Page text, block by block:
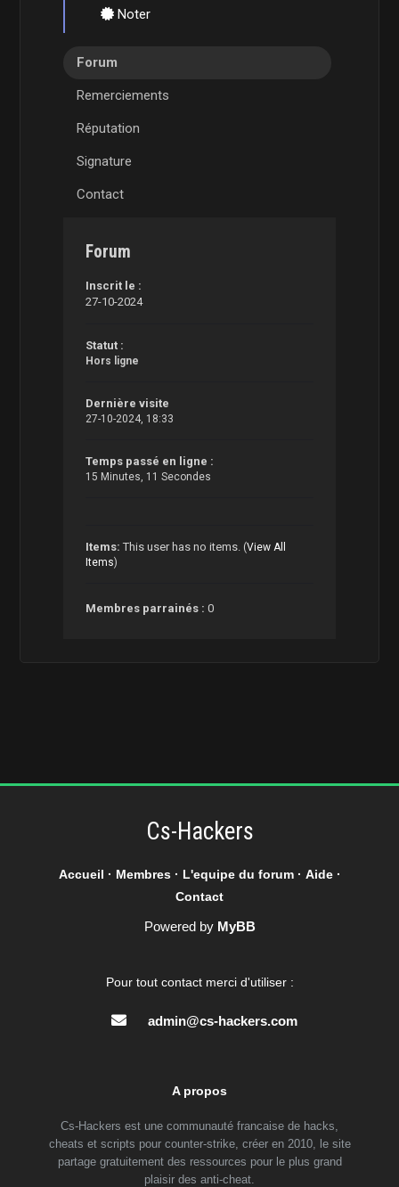
Noter
Forum
Remerciements
Réputation
Signature
Contact
Forum
Inscrit le :
27-10-2024
Statut :
Hors ligne
Dernière visite
27-10-2024, 18:33
Temps passé en ligne :
15 Minutes, 11 Secondes
Items: This user has no items. (View All
Items)
Membres parrainés :0
Cs-Hackers
Accueil · Membres· L'equipe du forum· Aide·
Contact
Powered by MyBB
Pour tout contact merci d'utiliser :
admin@cs-hackers.com
A propos
Cs-Hackers est une communauté francaise de hacks,
cheats et scripts pour counter-strike, créer en 2010, le site
partage gratuitement des ressources pour le plus grand
plaisir des anti-cheat.